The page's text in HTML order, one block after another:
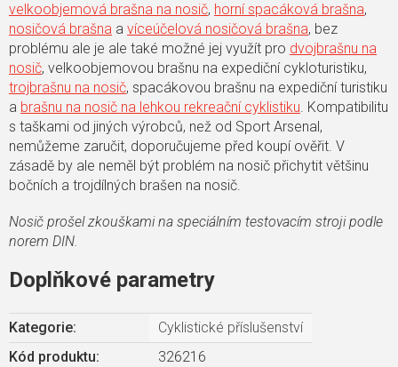
velkoobjemová brašna na nosič, horní spacáková brašna,
nosičová brašna a víceúčelová nosičová brašna, bez
problému ale je ale také možné jej využít pro dvojbrašnu na
nosič, velkoobjemovou brašnu na expediční cykloturistiku,
trojbrašnu na nosič, spacákovou brašnu na expediční turistiku
a brašnu na nosič na lehkou rekreační cyklistiku. Kompatibilitu
s taškami od jiných výrobců, než od Sport Arsenal,
nemůžeme zaručit, doporučujeme před koupí ověřit. V
zásadě by ale neměl být problém na nosič přichytit většinu
bočních a trojdílných brašen na nosič.
Nosič prošel zkouškami na speciálním testovacím stroji podle
norem DIN.
Doplňkové parametry
Kategorie:
Cyklistické příslušenství
Kód produktu:
326216